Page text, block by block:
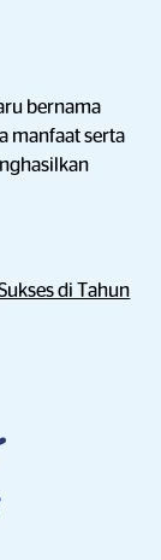
bernama
manfaat serta
di Tahun